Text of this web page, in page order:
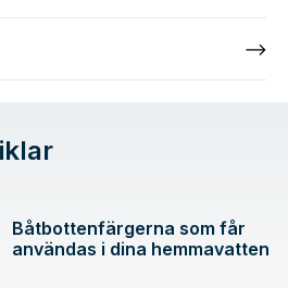
Båtbottenfärgerna som får
användas i dina hemmavatten